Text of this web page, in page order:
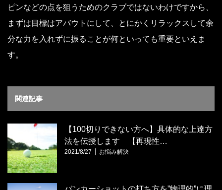
ピンなどの点を狙うためのクラブではないわけですから、
まずは目標はアバウトにして、とにかくリラックスして余
分な力を入れずに振ることが何といっても重要といえま
す。
関連記事
【100切りできない方へ】具体的な上達方
法を伝授します 【再現性…
2021/8/27 お悩み解決